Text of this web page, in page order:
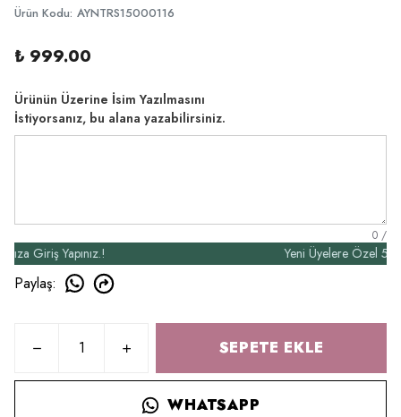
Ürün Kodu: AYNTRS15000116
₺ 999.00
Ürünün Üzerine İsim Yazılmasını
İstiyorsanız, bu alana yazabilirsiniz.
0 /
Yapınız.! Yeni Üyelere Özel 50₺
Paylaş:
SEPETE EKLE
WHATSAPP